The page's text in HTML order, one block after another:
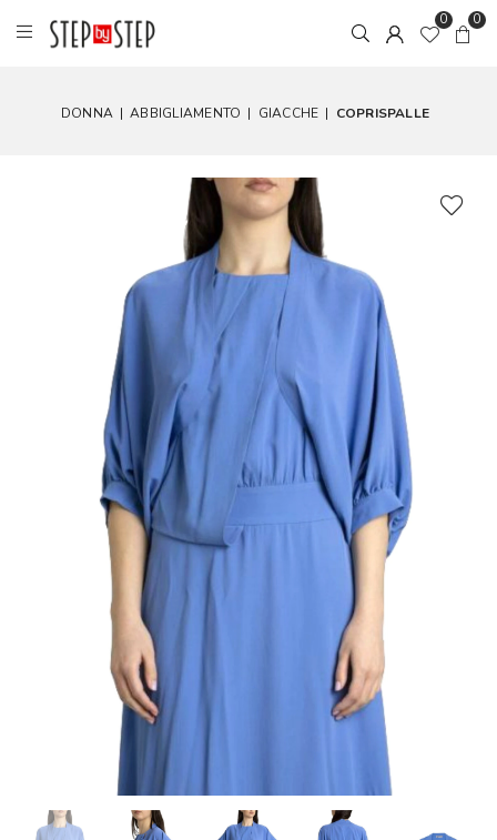
0 0
DONNA | ABBIGLIAMENTO | GIACCHE | COPRISPALLE